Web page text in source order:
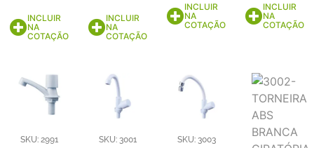
INCLUIR
NA
COTAÇÃO
INCLUIR
NA
COTAÇÃO
INCLUIR
NA
COTAÇÃO
INCLUIR
NA
COTAÇÃO
SKU: 2991 SKU: 3001 SKU: 3003